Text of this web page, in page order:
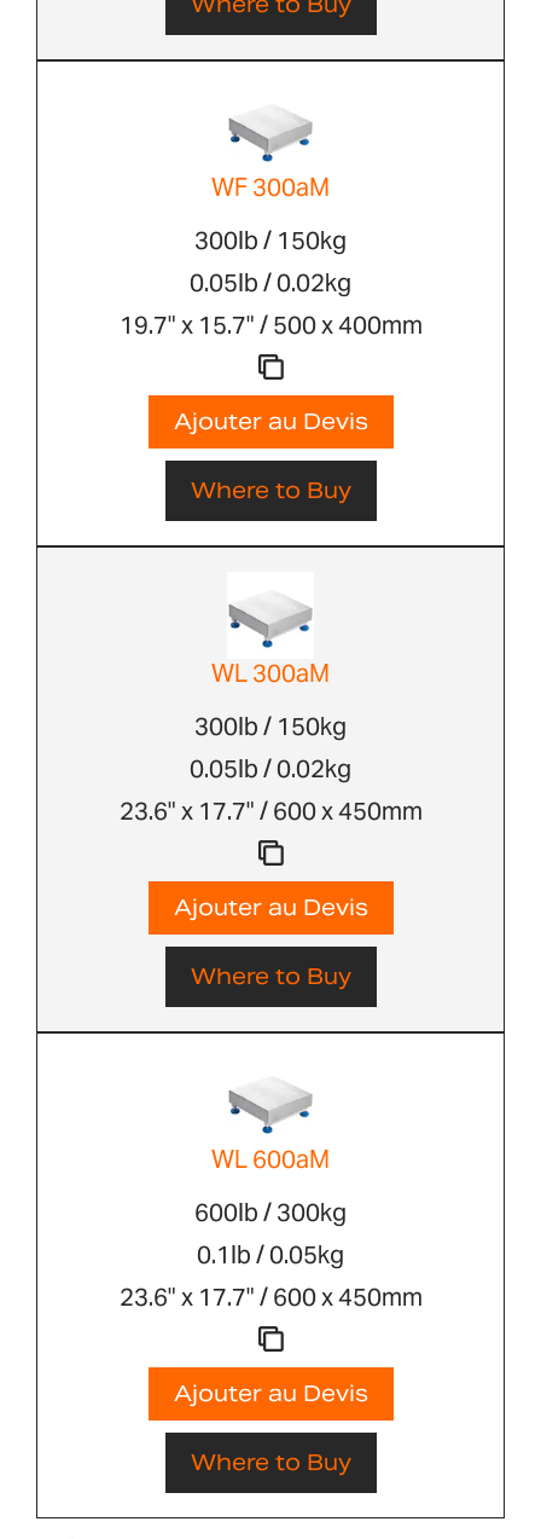
WF 300aM
300lb / 150kg
0.05lb / 0.02kg
19.7" x 15.7" / 500 x 400mm
Ajouter au Devis
Where to Buy
WL 300aM
300lb / 150kg
0.05lb / 0.02kg
23.6" x 17.7" / 600 x 450mm
Ajouter au Devis
Where to Buy
WL 600aM
600lb / 300kg
0.1lb / 0.05kg
23.6" x 17.7" / 600 x 450mm
Ajouter au Devis
Where to Buy